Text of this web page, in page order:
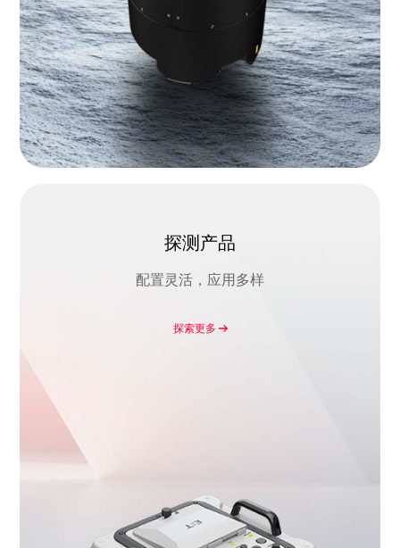
探测产品
配置灵活，应用多样
探索更多